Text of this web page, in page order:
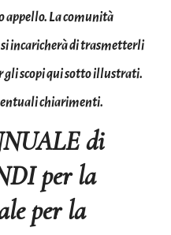
appello. La comunità
incaricherà di trasmetterli
scopi qui sotto illustrati.
chiarimenti.
di
per la
per la